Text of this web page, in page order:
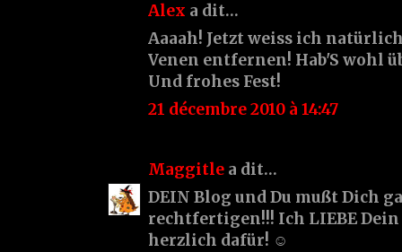
Alex a dit…
Aaaah! Jetzt weiss ich
Venen entfernen! Hab'S wohl
Und frohes Fest!
21 décembre 2010 à 14:47
Maggitle a dit…
DEIN Blog und Du mußt Dich
rechtfertigen!!! Ich LIEBE
herzlich dafür! ☺